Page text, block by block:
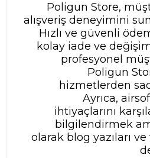
Poligun Store,
alışveriş deneyimini
Hızlı ve güvenli
kolay iade ve
profesyonel
Poligun
hizmetlerden
Ayrıca,
ihtiyaçlarını
bilgilendirmek
olarak blog yazıları